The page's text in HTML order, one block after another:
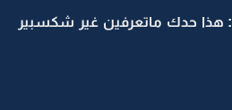
: هذا حدك ماتعرفين غير شكسبير